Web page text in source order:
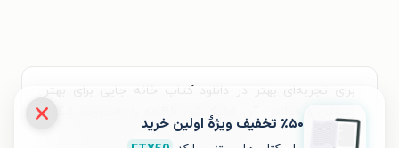
برای تجربه‌ای بهتر در دانلود کتاب خانه جایی برای بهتر
زیستن و خواندن آن، اپلیکیشن طاقچه را به‌صورت رایگان
نصب کنید. در اپلیکیشن می‌توانید مطالعه‌ی خود را
٪۵۰ تخفیف ویژۀ اولین خرید